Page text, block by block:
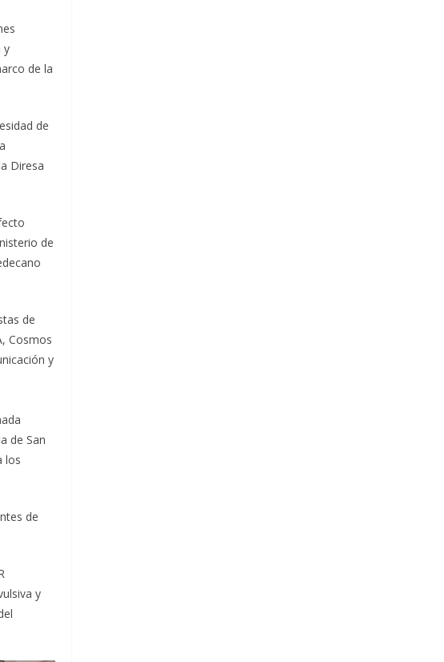
y
de la
de
Diresa
de
de
Cosmos
y
de San
los
de
y